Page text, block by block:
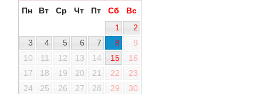
Пн Вт Ср Чт Пт Сб
Вс
1
2
3
4 5 6 7 8
9
10
11 12 13 14 15
16
17
18 19 20 21 22
23
24
25 26 27 28 29
30